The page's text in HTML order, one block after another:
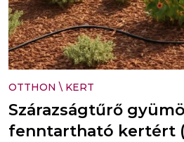
OTTHON \ KERT
Szárazságtűrő
fenntartható kertért